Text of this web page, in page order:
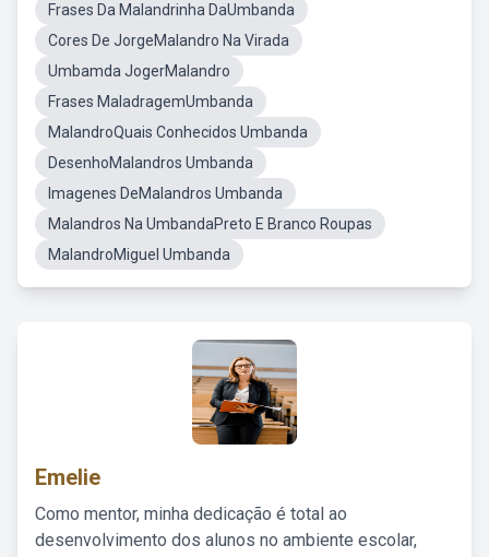
Frases Da Malandrinha DaUmbanda
Cores De JorgeMalandro Na Virada
Umbamda JogerMalandro
Frases MaladragemUmbanda
MalandroQuais Conhecidos Umbanda
DesenhoMalandros Umbanda
Imagenes DeMalandros Umbanda
Malandros Na UmbandaPreto E Branco Roupas
MalandroMiguel Umbanda
Emelie
Como mentor, minha dedicação é total ao
desenvolvimento dos alunos no ambiente escolar,